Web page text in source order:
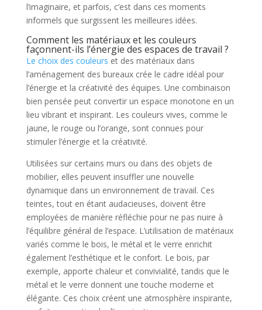
l’imaginaire, et parfois, c’est dans ces moments
informels que surgissent les meilleures idées.
Comment les matériaux et les couleurs
façonnent-ils l’énergie des espaces de travail ?
Le choix des couleurs et des matériaux dans
l’aménagement des bureaux crée le cadre idéal pour
l’énergie et la créativité des équipes. Une combinaison
bien pensée peut convertir un espace monotone en un
lieu vibrant et inspirant. Les couleurs vives, comme le
jaune, le rouge ou l’orange, sont connues pour
stimuler l’énergie et la créativité.
Utilisées sur certains murs ou dans des objets de
mobilier, elles peuvent insuffler une nouvelle
dynamique dans un environnement de travail. Ces
teintes, tout en étant audacieuses, doivent être
employées de manière réfléchie pour ne pas nuire à
l’équilibre général de l’espace. L’utilisation de matériaux
variés comme le bois, le métal et le verre enrichit
également l’esthétique et le confort. Le bois, par
exemple, apporte chaleur et convivialité, tandis que le
métal et le verre donnent une touche moderne et
élégante. Ces choix créent une atmosphère inspirante,